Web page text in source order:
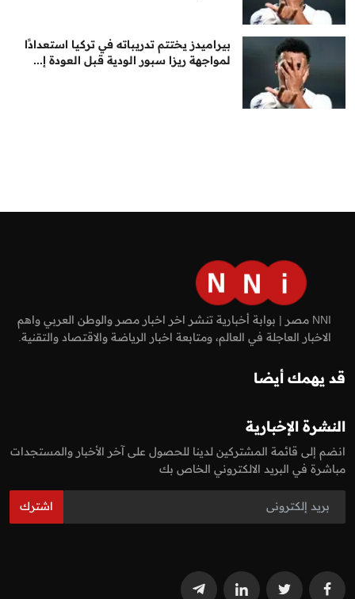
بيراميدز يختتم تدريباته في تركيا استعدادًا
لمواجهة ريزا سبور الودية قبل العودة إ...
NNI مصر | بوابة أخبارية تنشر اخر اخبار مصر والوطن العربي واهم
الاخبار العاجلة في العالم، ومتابعة اخبار الرياضة والاقتصاد والتقنية.
قد يهمك أيضا
النشرة الإخبارية
انضم إلى قائمة المشتركين لدينا للحصول على آخر الأخبار والمستجدات
مباشرة في البريد الالكتروني الخاص بك
اشترك